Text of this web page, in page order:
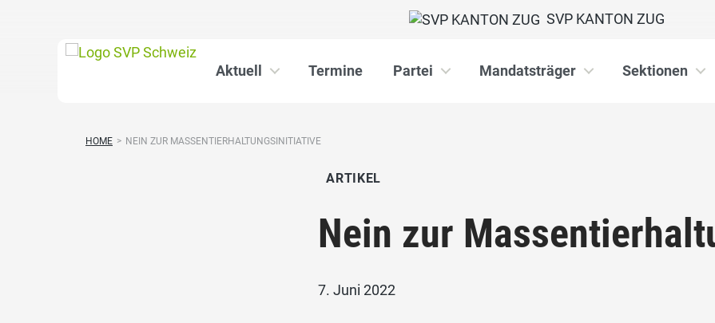
SVP KANTON ZUG
Aktuell Termine Partei Mandatsträger Sektionen
HOME > NEIN ZUR MASSENTIERHALTUNGSINITIATIVE
ARTIKEL
Nein zur
7. Juni 2022